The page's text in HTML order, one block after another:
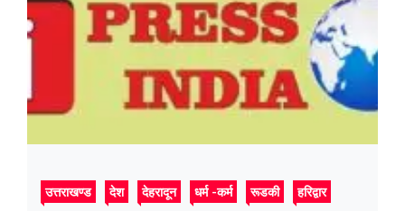
उत्तराखण्ड देश देहरादून धर्म -कर्म रूडकी हरिद्वार